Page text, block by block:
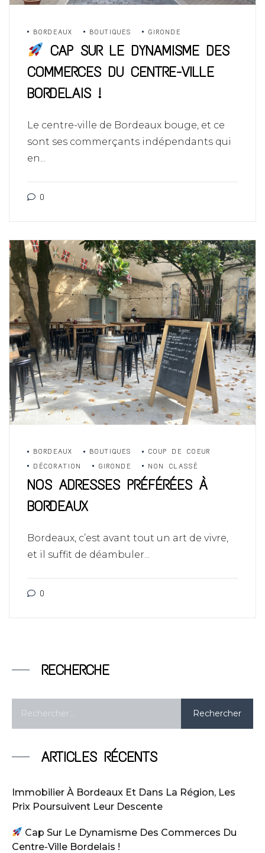
BORDEAUX BOUTIQUES GIRONDE
CAP SUR LE DYNAMISME DES
COMMERCES DU CENTRE-VILLE
BORDELAIS !
Le centre-ville de Bordeaux bouge, et ce
sont ses commerçants indépendants qui
en...
0
BORDEAUX BOUTIQUES
COUP DE COEUR
DÉCORATION
GIRONDE NON CLASSÉ
NOS ADRESSES PRÉFÉRÉES À
BORDEAUX
Bordeaux, c’est avant tout un art de vivre,
et il suffit de déambuler...
0
RECHERCHE
ARTICLES RÉCENTS
Immobilier À Bordeaux Et Dans La Région, Les
Prix Poursuivent Leur Descente
Cap Sur Le Dynamisme Des Commerces Du
Centre-Ville Bordelais !